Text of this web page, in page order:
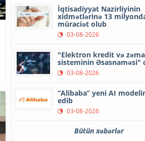
İqtisadiyyat Nazirliyinin
xidmətlərinə 13
müraciət olub
03-08-2026
"Elektron kredit və
sisteminin Əsasnaməsi"
03-08-2026
“Alibaba” yeni AI
edib
03-08-2026
Bütün xəbərlər